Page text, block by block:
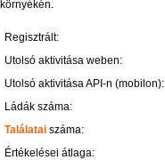
környékén.
Regisztrált:
Utolsó aktivitása weben:
Utolsó aktivitása API-n (mobilon):
Ládák száma:
Találatai száma:
Értékelései átlaga: